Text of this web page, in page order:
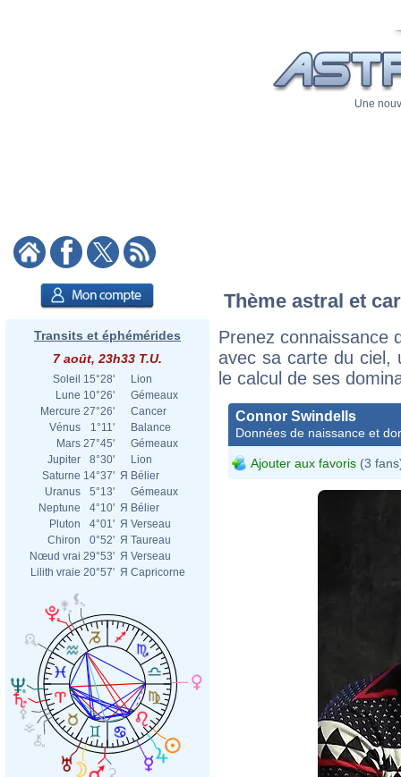
Une
Transits et éphémérides
7 août, 23h33 T.U.
Soleil 15°28'
Lion
Lune 10°26'
Gémeaux
Mercure 27°26'
Cancer
Vénus
1°11'
Balance
Mars 27°45'
Gémeaux
Jupiter
8°30'
Lion
Saturne 14°37' Я Bélier
Uranus
5°13'
Gémeaux
Neptune
4°10' Я Bélier
Pluton
4°01' Я Verseau
Chiron
0°52' Я Taureau
Nœud vrai 29°53' Я Verseau
Lilith vraie 20°57' Я Capricorne
Thème astral et
Prenez connaissance
avec sa carte du ciel,
le calcul de ses
Connor Swindells
Données de naissance et
Ajouter aux favoris (3